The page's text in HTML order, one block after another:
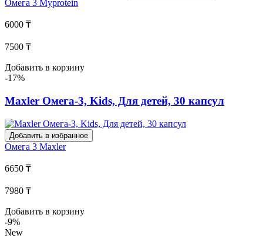
Омега 3 Myprotein
6000 ₸
7500 ₸
Добавить в корзину
-17%
Maxler Омега-3, Kids, Для детей, 30 капсул
Добавить в избранное
Омега 3 Maxler
6650 ₸
7980 ₸
Добавить в корзину
-9%
New